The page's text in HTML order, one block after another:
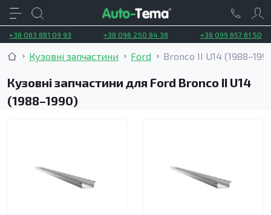
+38 063 881 09 93 +38 096 250 84 38 +38 099 657 61 50
Кузовні запчастини Ford Bronco II U14
Кузовні запчастини для Ford Bronco II U14
(1988–1990)